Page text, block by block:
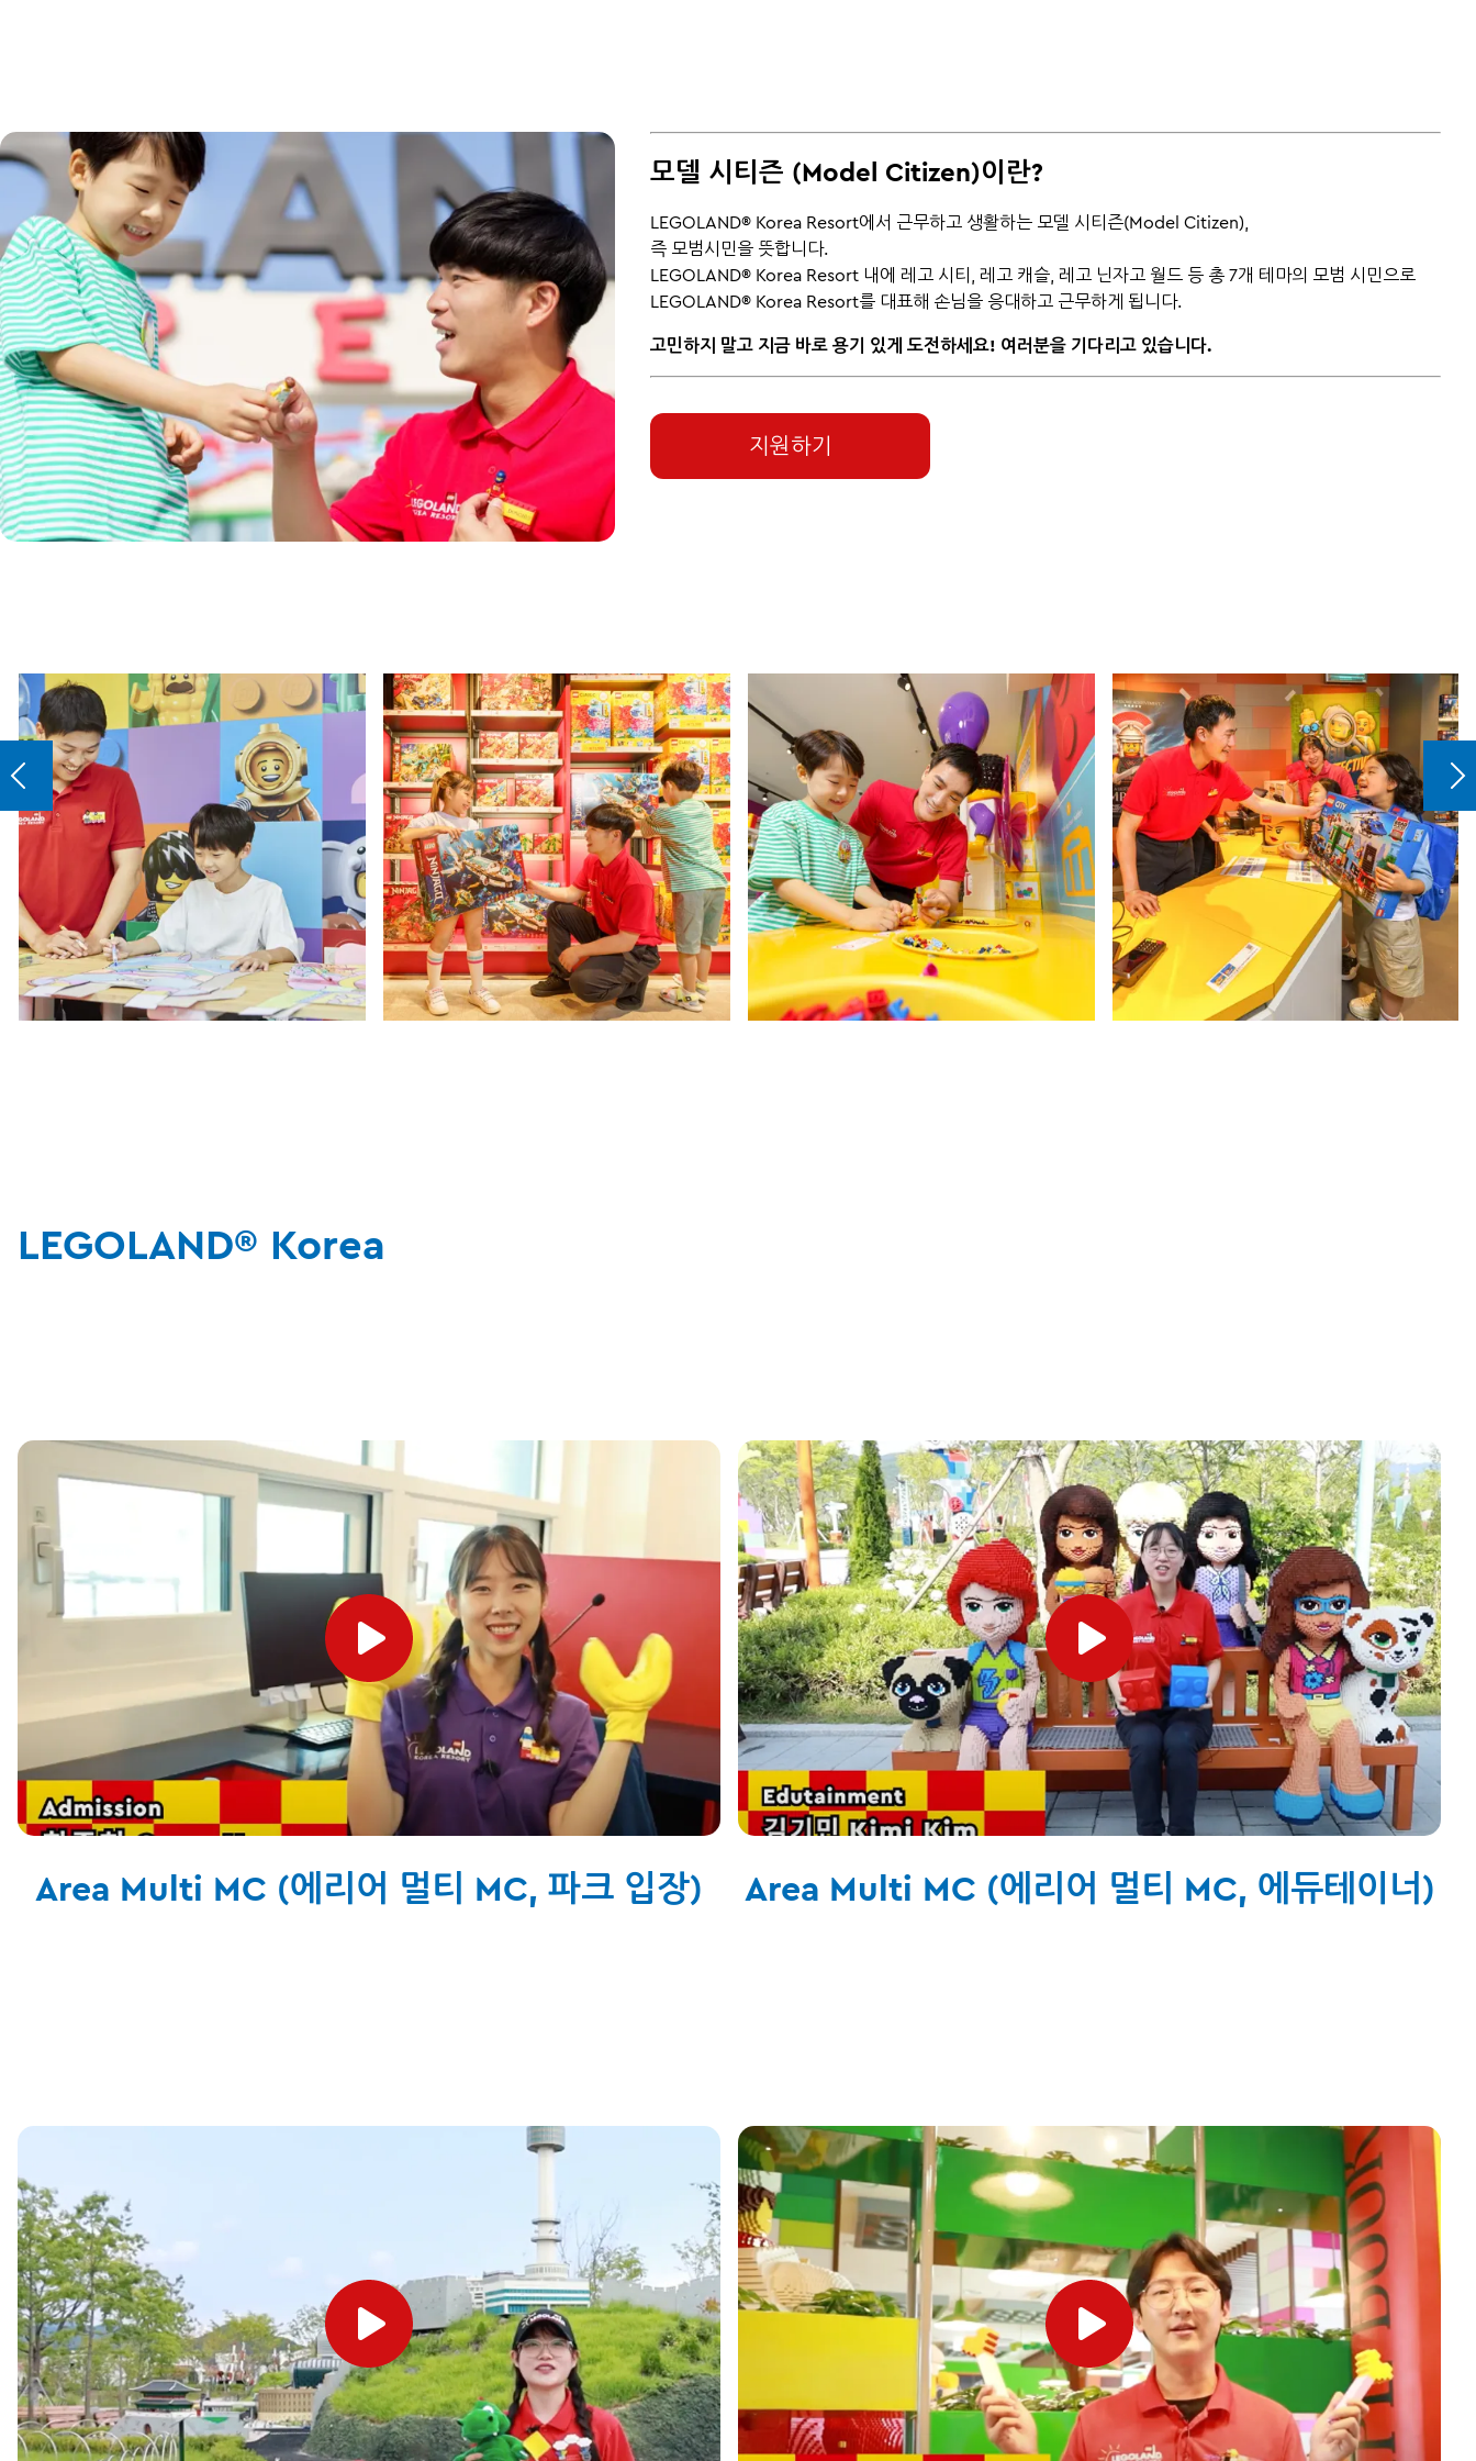
모델 시티즌 (Model Citizen)이란?
LEGOLAND® Korea Resort에서 근무하고 생활하는 모델 시티즌(Model Citizen),
즉 모범시민을 뜻합니다.
LEGOLAND® Korea Resort 내에 레고 시티, 레고 캐슬, 레고 닌자고 월드 등 총 7개 테마의 모범 시민으로
LEGOLAND® Korea Resort를 대표해 손님을 응대하고 근무하게 됩니다.
고민하지 말고 지금 바로 용기 있게 도전하세요! 여러분을 기다리고 있습니다.
지원하기
LEGOLAND® Korea
Area Multi MC (에리어 멀티 MC, 파크 입장) Area Multi MC (에리어 멀티 MC, 에듀테이너)